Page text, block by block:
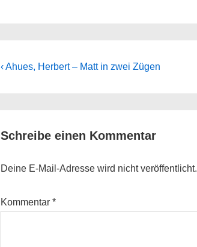
Beitragsnavigation
Previous
‹ Ahues, Herbert – Matt in zwei Zügen
Schreibe einen Kommentar
Deine E-Mail-Adresse wird nicht veröffentlicht.
Kommentar *